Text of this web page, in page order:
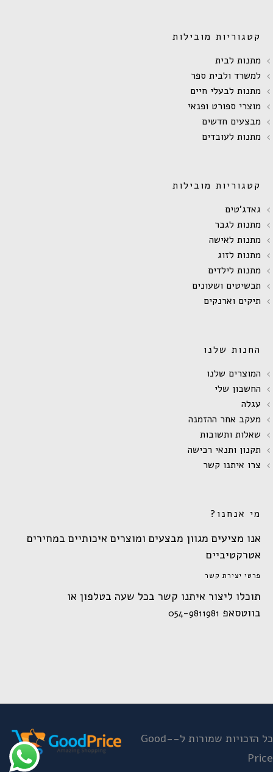
קטגוריות מובילות
מתנות לבית
למשרד ולבית ספר
מתנות לבעלי חיים
מוצרי ספורט ופנאי
מבצעים חדשים
מתנות לעובדים
קטגוריות מובילות
גאדג'טים
מתנות לגבר
מתנות לאישה
מתנות לזוג
מתנות לילדים
תכשיטים ושעונים
תיקים וארנקים
החנות שלנו
המוצרים שלנו
החשבון שלי
עגלה
מעקב אחר ההזמנה
שאלות ותשובות
תקנון ותנאי רכישה
צרו איתנו קשר
מי אנחנו?
אנו מציעים מגוון מבצעים ומוצרים איכותיים במחירים
אטרקטיביים
פרטי יצירת קשר
תוכלו ליצור איתנו קשר בכל שעה בטלפון או
בווטסאפ 054-9811981
כל הזכויות שמורות ל-Good-
Price